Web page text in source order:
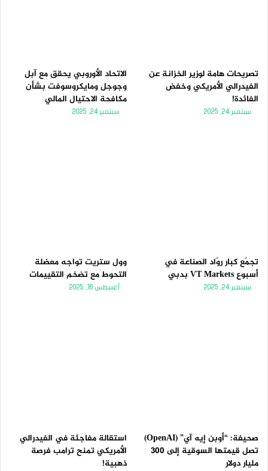
تصريحات هامة لوزير الخزانة عن
الفيدرالي الأمريكي وخفض
الفائدة!
سبتمبر 24, 2025
الاتحاد الأوروبي يحقق مع آبل
وجوجل ومايكروسوفت بشأن
مكافحة الاحتيال المالي
سبتمبر 24, 2025
تجمّع كبار روّاد الصناعة في
أسبوع VT Markets بدبي
سبتمبر 24, 2025
وول ستريت تواجه معضلة
التحوط مع تضخم التقييمات
أغسطس 16, 2025
صحيفة: “أوبن إيه آي” (OpenAI)
تصل قيمتها السوقية إلى 300
مليار دولار
استقالة مفاجئة في الفيدرالي
الأمريكي تمنح ترامب فرصة
ذهبية!